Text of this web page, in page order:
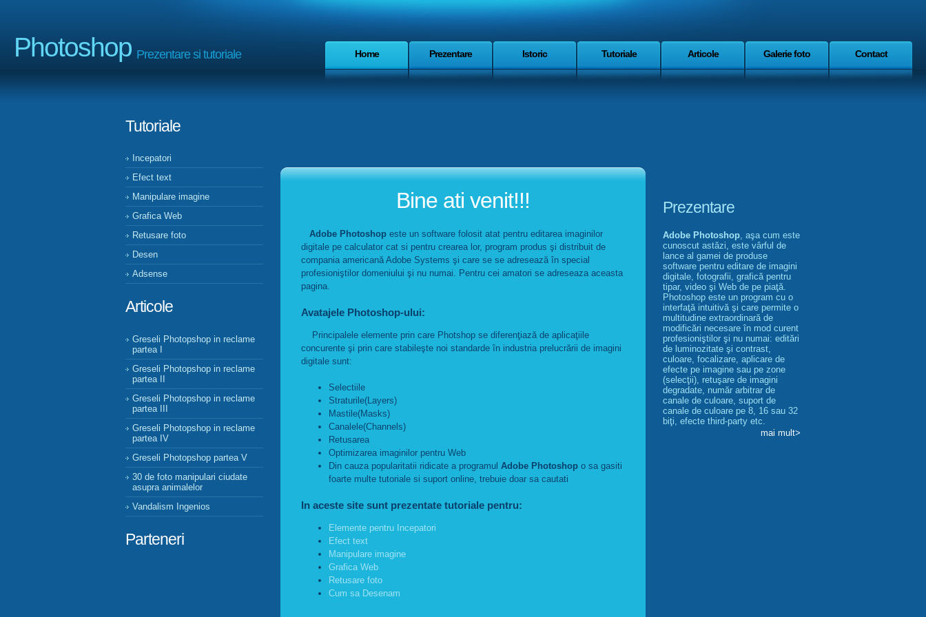
Photoshop Prezentare si tutoriale Home Prezentare Istoric Tutoriale Articole Galerie foto Contact
Tutoriale
Incepatori
Efect text
Manipulare imagine
Grafica Web
Retusare foto
Desen
Adsense
Articole
Greseli Photopshop in reclame
partea I
Greseli Photopshop in reclame
partea II
Greseli Photopshop in reclame
partea III
Greseli Photopshop in reclame
partea IV
Greseli Photopshop partea V
30 de foto manipulari ciudate
asupra animalelor
Vandalism Ingenios
Parteneri
Bine ati venit!!!
Adobe Photoshop este un software folosit atat pentru editarea imaginilor
digitale pe calculator cat si pentru crearea lor, program produs şi distribuit de
compania americană Adobe Systems şi care se se adresează în special
profesioniştilor domeniului şi nu numai. Pentru cei amatori se adreseaza aceasta
pagina.
Avatajele Photoshop-ului:
Principalele elemente prin care Photshop se diferenţiază de aplicaţiile
concurente şi prin care stabileşte noi standarde în industria prelucrării de imagini
digitale sunt:
Selectiile
Straturile(Layers)
Mastile(Masks)
Canalele(Channels)
Retusarea
Optimizarea imaginilor pentru Web
Din cauza popularitatii ridicate a programul Adobe Photoshop o sa gasiti
foarte multe tutoriale si suport online, trebuie doar sa cautati
In aceste site sunt prezentate tutoriale pentru:
Elemente pentru Incepatori
Efect text
Manipulare imagine
Grafica Web
Retusare foto
Cum sa Desenam
Prezentare
Adobe Photoshop, aşa cum este
cunoscut astăzi, este vârful de
lance al gamei de produse
software pentru editare de imagini
digitale, fotografii, grafică pentru
tipar, video şi Web de pe piaţă.
Photoshop este un program cu o
interfaţă intuitivă şi care permite o
multitudine extraordinară de
modificări necesare în mod curent
profesioniştilor şi nu numai: editări
de luminozitate şi contrast,
culoare, focalizare, aplicare de
efecte pe imagine sau pe zone
(selecţii), retuşare de imagini
degradate, număr arbitrar de
canale de culoare, suport de
canale de culoare pe 8, 16 sau 32
biţi, efecte third-party etc.
mai mult>